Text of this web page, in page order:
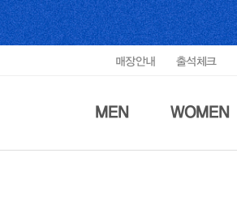
매장안내 출석체크
MEN WOMEN